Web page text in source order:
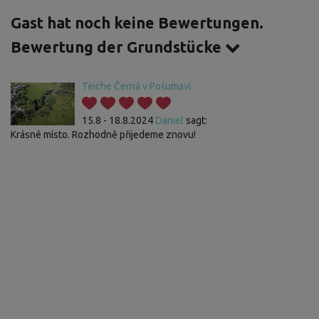
Gast hat noch keine Bewertungen.
Bewertung der Grundstücke
Teiche Černá v Pošumaví
15.8 - 18.8.2024 Daniel sagt:
Krásné místo. Rozhodně přijedeme znovu!